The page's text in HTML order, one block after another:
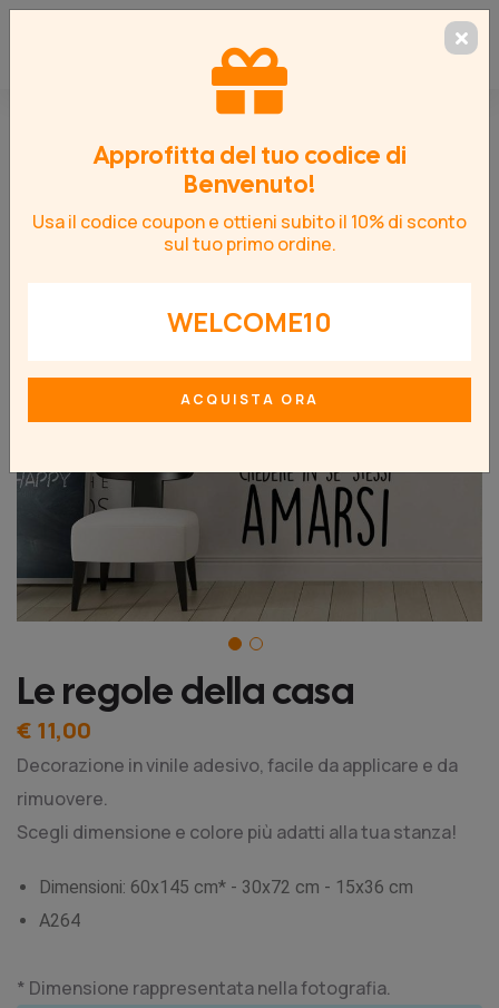
> Le regole della casa
Le regole della casa
€ 11,00
Decorazione in vinile adesivo, facile da applicare e da
rimuovere.
Scegli dimensione e colore più adatti alla tua stanza!
Dimensioni: 60x145 cm* - 30x72 cm - 15x36 cm
A264
* Dimensione rappresentata nella fotografia.
Approfitta del tuo codice di
Benvenuto!
Usa il codice coupon e ottieni subito il 10% di sconto
sul tuo primo ordine.
WELCOME10
ACQUISTA ORA